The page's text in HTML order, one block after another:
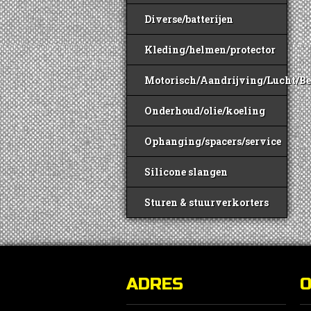
Diverse/batterijen
Kleding/helmen/protector
Motorisch/Aandrijving/Lucht/
Onderhoud/olie/koeling
Ophanging/spacers/service
Silicone slangen
Sturen & stuurverkorters
ADRES